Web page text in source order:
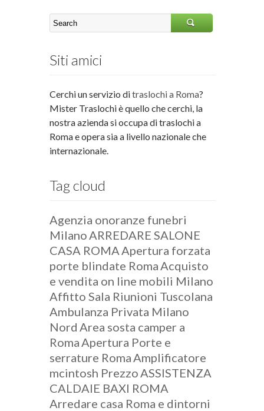
Siti amici
Cerchi un servizio ditraslochi a Roma?
Mister Traslochi è quello che cerchi, la
nostra azienda si occupa di traslochi a
Roma e opera sia a livello nazionale che
internazionale.
Tag cloud
Agenzia onoranze funebri
MilanoARREDARE SALONE
CASA ROMAApertura forzata
porte blindate RomaAcquisto
e vendita on line mobili Milano
Affitto Sala Riunioni Tuscolana
Ambulanza Privata Milano
Nord Area sosta camper a
RomaApertura Porte e
serrature RomaAmplificatore
mcintosh PrezzoASSISTENZA
CALDAIE BAXI ROMA
Arredare casa Roma e dintorni